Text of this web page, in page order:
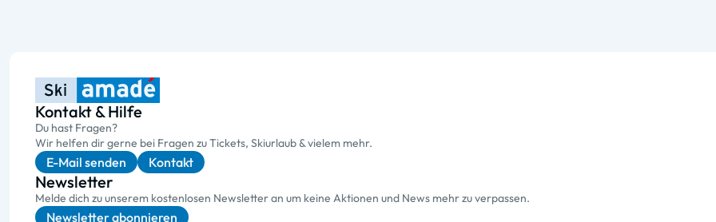
Kontakt & Hilfe
Du hast Fragen?
Wir helfen dir gerne bei Fragen zu Tickets, Skiurlaub & vielem mehr.
E-Mail senden Kontakt
Newsletter
Melde dich zu unserem kostenlosen Newsletter an um keine Aktionen und News mehr zu verpassen.
Newsletter abonnieren